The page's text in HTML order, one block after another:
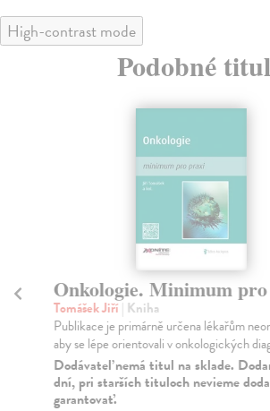
High-contrast mode
Podobné
Onkologie. Minimum
Tomášek Jiří | Kniha
Publikace je primárně určena lékařům
aby se lépe orientovali v onkologických
Dodávateľ nemá titul na sklade.
dní, pri starších tituloch nevieme
garantovať.